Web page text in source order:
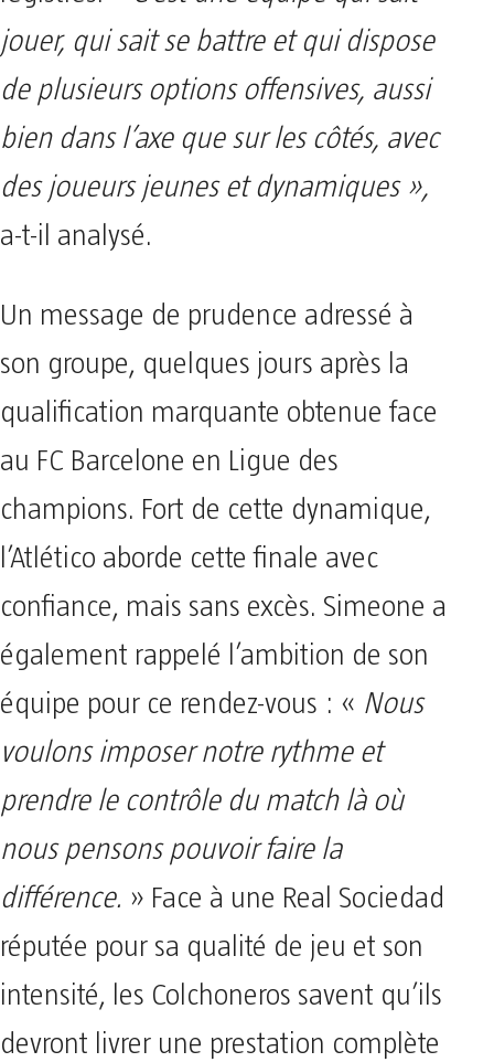
jouer, qui sait se battre et qui dispose
de plusieurs options offensives, aussi
bien dans l’axe que sur les côtés, avec
des joueurs jeunes et dynamiques »,
a-t-il analysé.
Un message de prudence adressé à
son groupe, quelques jours après la
qualification marquante obtenue face
au FC Barcelone en Ligue des
champions. Fort de cette dynamique,
l’Atlético aborde cette finale avec
confiance, mais sans excès. Simeone a
également rappelé l’ambition de son
équipe pour ce rendez-vous : « Nous
voulons imposer notre rythme et
prendre le contrôle du match là où
nous pensons pouvoir faire la
différence. » Face à une Real Sociedad
réputée pour sa qualité de jeu et son
intensité, les Colchoneros savent qu’ils
devront livrer une prestation complète